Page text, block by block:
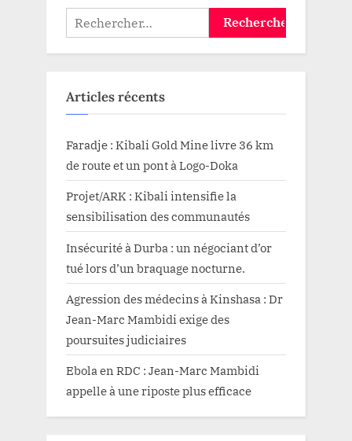
Rechercher :
Articles récents
Faradje : Kibali Gold Mine livre 36 km
de route et un pont à Logo-Doka
Projet/ARK : Kibali intensifie la
sensibilisation des communautés
Insécurité à Durba : un négociant d’or
tué lors d’un braquage nocturne.
Agression des médecins à Kinshasa : Dr
Jean-Marc Mambidi exige des
poursuites judiciaires
Ebola en RDC : Jean-Marc Mambidi
appelle à une riposte plus efficace